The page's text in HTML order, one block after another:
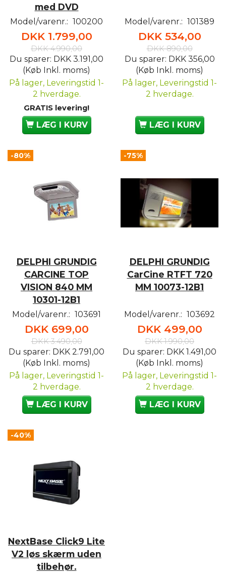
med DVD
Model/varenr.: 100200
DKK 1.799,00
DKK 4.990,00
Du sparer: DKK 3.191,00
(Køb Inkl. moms)
På lager, Leveringstid 1-
2 hverdage.
GRATIS levering!
LÆG I KURV
Model/varenr.: 101389
DKK 534,00
DKK 890,00
Du sparer: DKK 356,00
(Køb Inkl. moms)
På lager, Leveringstid 1-
2 hverdage.
LÆG I KURV
-80%
DELPHI GRUNDIG
CARCINE TOP
VISION 840 MM
10301-12B1
Model/varenr.: 103691
DKK 699,00
DKK 3.490,00
Du sparer: DKK 2.791,00
(Køb Inkl. moms)
På lager, Leveringstid 1-
2 hverdage.
LÆG I KURV
-75%
DELPHI GRUNDIG
CarCine RTFT 720
MM 10073-12B1
Model/varenr.: 103692
DKK 499,00
DKK 1.990,00
Du sparer: DKK 1.491,00
(Køb Inkl. moms)
På lager, Leveringstid 1-
2 hverdage.
LÆG I KURV
-40%
NextBase Click9 Lite
V2 løs skærm uden
tilbehør.